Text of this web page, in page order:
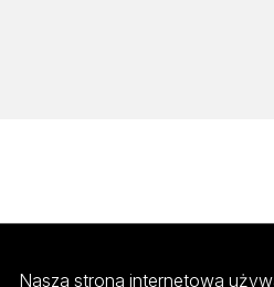
Nasza strona internetowa